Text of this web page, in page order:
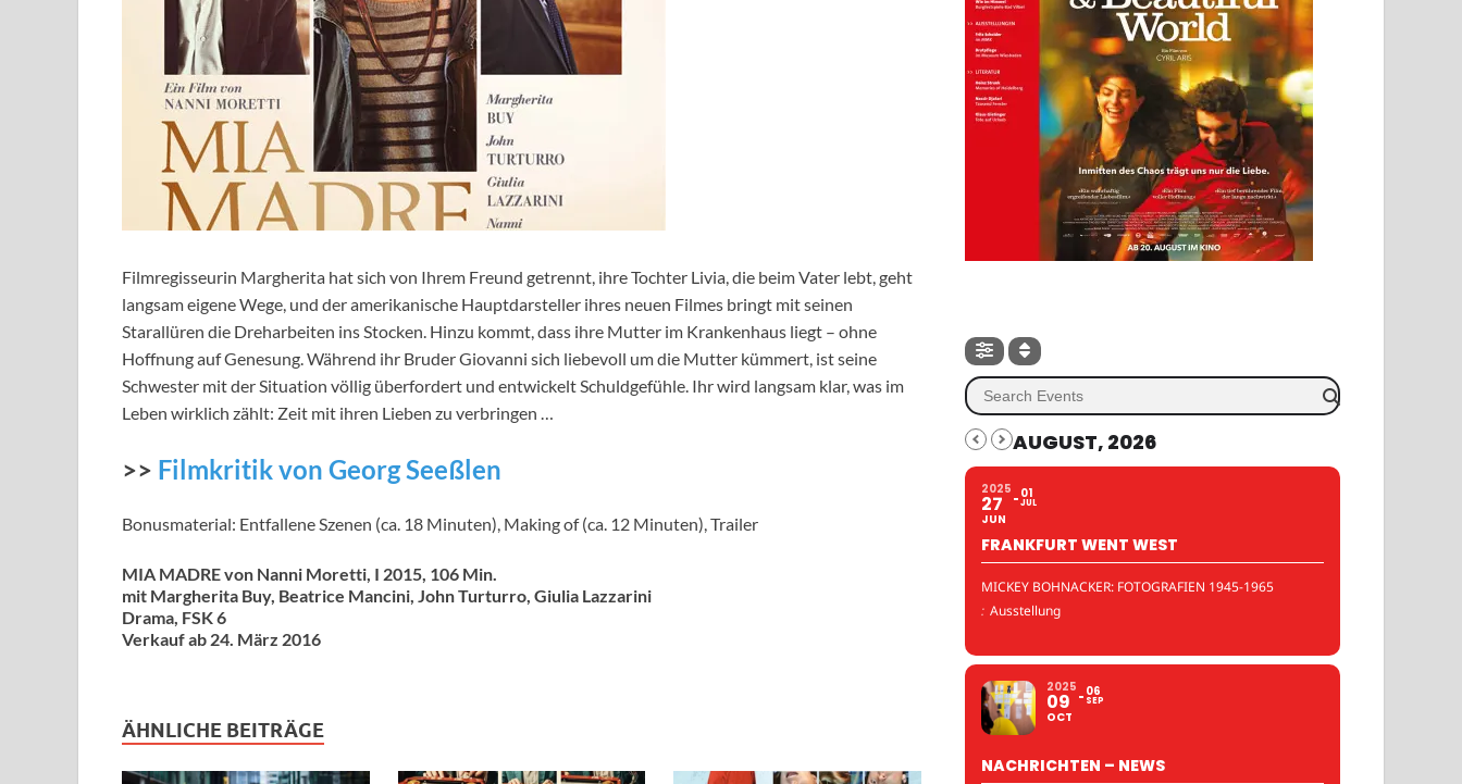
Filmregisseurin Margherita hat sich von Ihrem Freund getrennt, ihre Tochter Livia, die beim Vater lebt, geht
langsam eigene Wege, und der amerikanische Hauptdarsteller ihres neuen Filmes bringt mit seinen
Starallüren die Dreharbeiten ins Stocken. Hinzu kommt, dass ihre Mutter im Krankenhaus liegt – ohne
Hoffnung auf Genesung. Während ihr Bruder Giovanni sich liebevoll um die Mutter kümmert, ist seine
Schwester mit der Situation völlig überfordert und entwickelt Schuldgefühle. Ihr wird langsam klar, was im
Leben wirklich zählt: Zeit mit ihren Lieben zu verbringen …
>> Filmkritik von Georg Seeßlen
Bonusmaterial: Entfallene Szenen (ca. 18 Minuten), Making of (ca. 12 Minuten), Trailer
MIA MADRE von Nanni Moretti, I 2015, 106 Min.
mit Margherita Buy, Beatrice Mancini, John Turturro, Giulia Lazzarini
Drama, FSK 6
Verkauf ab 24. März 2016
ÄHNLICHE BEITRÄGE
AUGUST, 2026
2025
27
JUN
01
JUL
FRANKFURT WENT WEST
MICKEY BOHNACKER: FOTOGRAFIEN 1945-1965
: Ausstellung
2025
09
OCT
06
SEP
NACHRICHTEN – NEWS